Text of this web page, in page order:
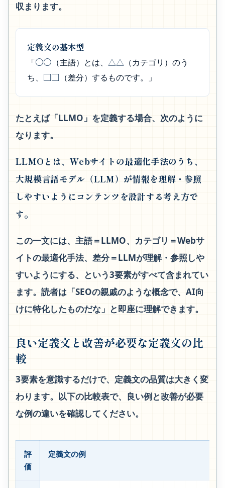
収まります。
定義文の基本型
「〇〇 （主語）とは、 △△ （カテゴリ）のう
ち、 □□ （差分）するものです。」
たとえば「LLMO」を定義する場合、次のように
なります。
LLMOとは、Webサイトの最適化手法のうち、
大規模言語モデル（LLM）が情報を理解・参照
しやすいようにコンテンツを設計する考え方で
す。
この一文には、主語＝LLMO、カテゴリ＝Webサ
イトの最適化手法、差分＝LLMが理解・参照しや
すいようにする、という3要素がすべて含まれてい
ます。読者は「SEOの親戚のような概念で、AI向
けに特化したものだな」と即座に理解できます。
良い定義文と改善が必要な定義文の比
較
3要素を意識するだけで、定義文の品質は大きく変
わります。以下の比較表で、良い例と改善が必要
な例の違いを確認してください。
評
価
定義文の例